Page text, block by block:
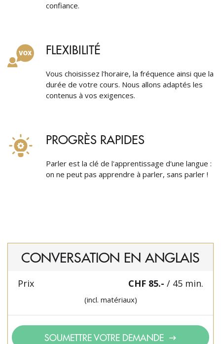
confiance.
FLEXIBILITÉ
Vous choisissez l'horaire, la fréquence ainsi que la
durée de votre cours. Nous allons adaptés les
contenus à vos exigences.
PROGRÈS RAPIDES
Parler est la clé de l'apprentissage d'une langue :
on ne peut pas apprendre à parler, sans parler !
CONVERSATION EN ANGLAIS
Prix CHF 85.- / 45 min.
(incl. matériaux)
SOUMETTRE VOTRE DEMANDE